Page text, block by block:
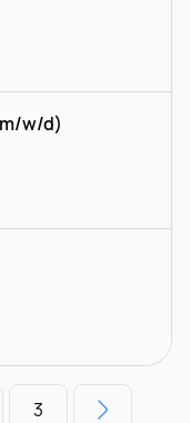
w/d)
3